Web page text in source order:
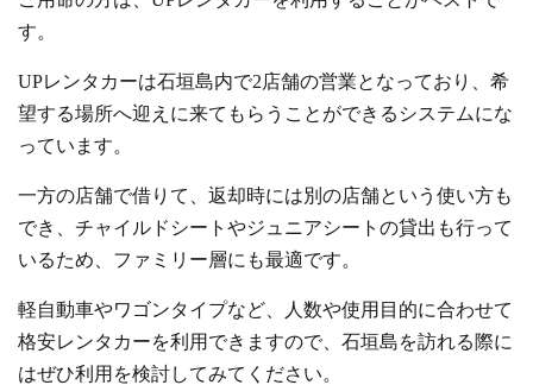
す。
UPレンタカーは石垣島内で2店舗の営業となっており、希
望する場所へ迎えに来てもらうことができるシステムにな
っています。
一方の店舗で借りて、返却時には別の店舗という使い方も
でき、チャイルドシートやジュニアシートの貸出も行って
いるため、ファミリー層にも最適です。
軽自動車やワゴンタイプなど、人数や使用目的に合わせて
格安レンタカーを利用できますので、石垣島を訪れる際に
はぜひ利用を検討してみてください。